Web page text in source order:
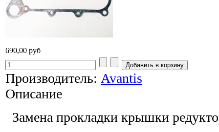
690,00 руб
Производитель: Avantis
Описание
Замена прокладки крышки